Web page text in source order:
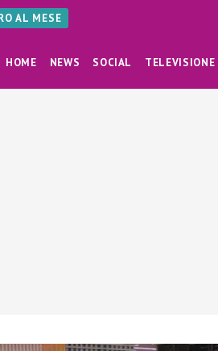
AL MESE
HOME NEWS SOCIAL TELEVISIONE